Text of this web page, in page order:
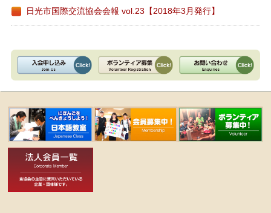
日光市国際交流協会会報 vol.23【2018年3月発行】